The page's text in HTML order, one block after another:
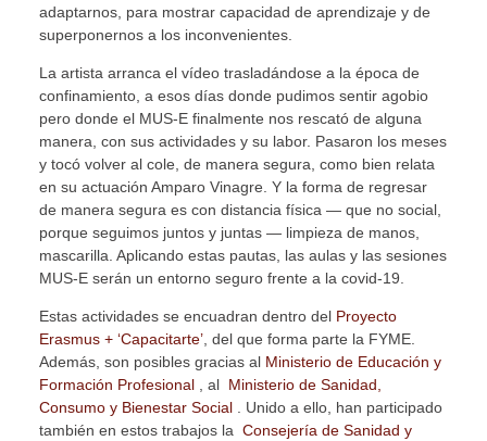
adaptarnos, para mostrar capacidad de aprendizaje y de
superponernos a los inconvenientes.
La artista arranca el vídeo trasladándose a la época de
confinamiento, a esos días donde pudimos sentir agobio
pero donde el MUS-E finalmente nos rescató de alguna
manera, con sus actividades y su labor. Pasaron los meses
y tocó volver al cole, de manera segura, como bien relata
en su actuación Amparo Vinagre. Y la forma de regresar
de manera segura es con distancia física — que no social,
porque seguimos juntos y juntas — limpieza de manos,
mascarilla. Aplicando estas pautas, las aulas y las sesiones
MUS-E serán un entorno seguro frente a la covid-19.
Estas actividades se encuadran dentro del Proyecto
Erasmus + ‘Capacitarte’, del que forma parte la FYME.
Además, son posibles gracias al Ministerio de Educación y
Formación Profesional, al Ministerio de Sanidad,
Consumo y Bienestar Social. Unido a ello, han participado
también en estos trabajos la Consejería de Sanidad y